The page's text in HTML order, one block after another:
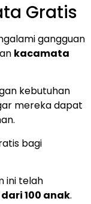
Gratis
gangguan
kacamata
kebutuhan
mereka dapat
bagi
ini telah
100 anak.